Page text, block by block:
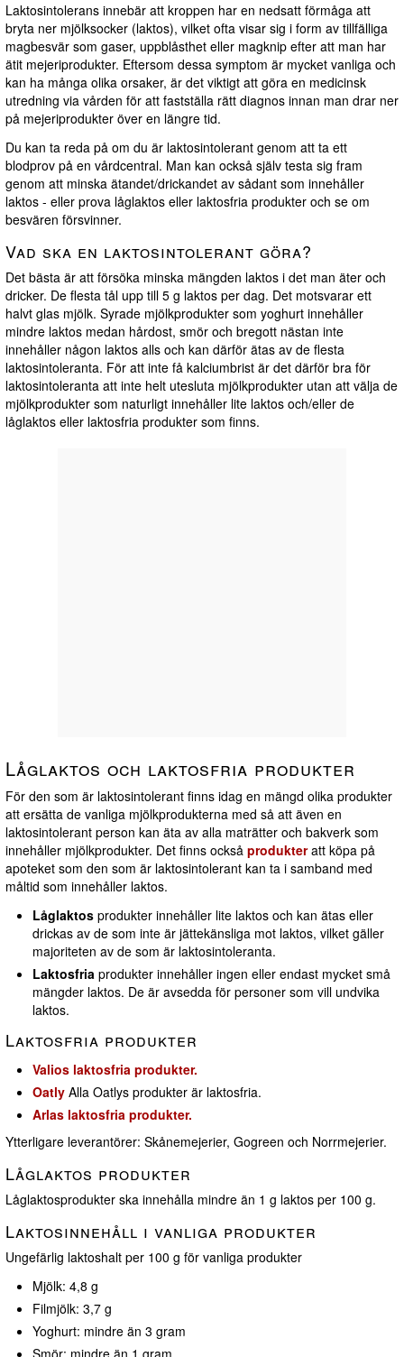
Laktosintolerans innebär att kroppen har en nedsatt förmåga att
bryta ner mjölksocker (laktos), vilket ofta visar sig i form av tillfälliga
magbesvär som gaser, uppblåsthet eller magknip efter att man har
ätit mejeriprodukter. Eftersom dessa symptom är mycket vanliga och
kan ha många olika orsaker, är det viktigt att göra en medicinsk
utredning via vården för att fastställa rätt diagnos innan man drar ner
på mejeriprodukter över en längre tid.
Du kan ta reda på om du är laktosintolerant genom att ta ett
blodprov på en vårdcentral. Man kan också själv testa sig fram
genom att minska ätandet/drickandet av sådant som innehåller
laktos - eller prova låglaktos eller laktosfria produkter och se om
besvären försvinner.
Vad ska en laktosintolerant göra?
Det bästa är att försöka minska mängden laktos i det man äter och
dricker. De flesta tål upp till 5 g laktos per dag. Det motsvarar ett
halvt glas mjölk. Syrade mjölkprodukter som yoghurt innehåller
mindre laktos medan hårdost, smör och bregott nästan inte
innehåller någon laktos alls och kan därför ätas av de flesta
laktosintoleranta. För att inte få kalciumbrist är det därför bra för
laktosintoleranta att inte helt utesluta mjölkprodukter utan att välja de
mjölkprodukter som naturligt innehåller lite laktos och/eller de
låglaktos eller laktosfria produkter som finns.
Låglaktos och laktosfria produkter
För den som är laktosintolerant finns idag en mängd olika produkter
att ersätta de vanliga mjölkprodukterna med så att även en
laktosintolerant person kan äta av alla maträtter och bakverk som
innehåller mjölkprodukter. Det finns också produkteratt köpa på
apoteket som den som är laktosintolerant kan ta i samband med
måltid som innehåller laktos.
Låglaktos produkter innehåller lite laktos och kan ätas eller
drickas av de som inte är jättekänsliga mot laktos, vilket gäller
majoriteten av de som är laktosintoleranta.
Laktosfria produkter innehåller ingen eller endast mycket små
mängder laktos. De är avsedda för personer som vill undvika
laktos.
Laktosfria produkter
Valios laktosfria produkter.
Oatly Alla Oatlys produkter är laktosfria.
Arlas laktosfria produkter.
Ytterligare leverantörer: Skånemejerier, Gogreen och Norrmejerier.
Låglaktos produkter
Låglaktosprodukter ska innehålla mindre än 1 g laktos per 100 g.
Laktosinnehåll i vanliga produkter
Ungefärlig laktoshalt per 100 g för vanliga produkter
Mjölk: 4,8 g
Filmjölk: 3,7 g
Yoghurt: mindre än 3 gram